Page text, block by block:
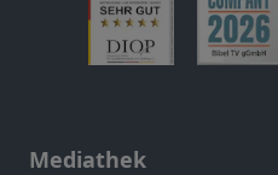
Mediathek